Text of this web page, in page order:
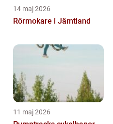
14 maj 2026
Rörmokare i Jämtland
11 maj 2026